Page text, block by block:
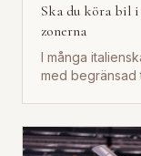
Ska du köra bil
zonerna
I många
med